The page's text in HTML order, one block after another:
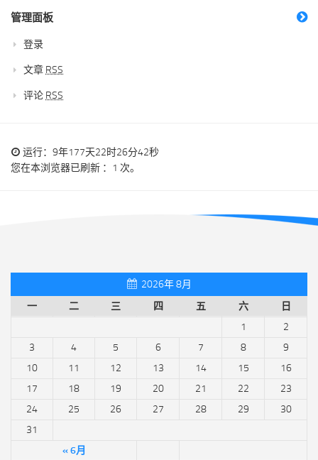
管理面板
登录
文章 RSS
评论 RSS
运行：9年177天22时26分42秒
您在本浏览器已刷新 ：1 次。
2026年 8月
一
二 三 四 五 六 日
« 6月
1
2
3
4 5 6 7 8
9
10
11 12 13 14 15
16
17
18 19 20 21 22
23
24
25 26 27 28 29
30
31